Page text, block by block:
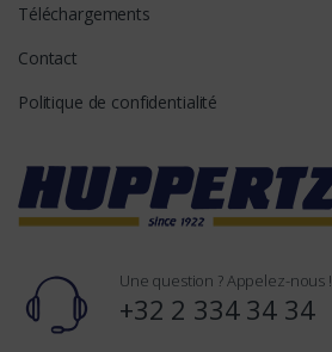
Téléchargements
Contact
Politique de confidentialité
Une question ? Appelez-nous !
+32 2 334 34 34